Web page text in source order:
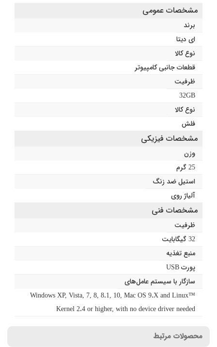
مشخصات عمومی
برند
ای دیتا
نوع کالا
قطعات جانبی کامپیوتر
ظرفیت
32GB
نوع کالا
فلش
مشخصات فیزیکی
وزن
25 گرم
استیل ضد زنگ
آلیاژ روی
مشخصات فنی
ظرفیت
32 گیگابایت
منبع تغذیه
پورت USB
سازگار با سیستم عامل‌های
Windows XP, Vista, 7, 8, 8.1, 10, Mac OS 9.X and Linux™
Kernel 2.4 or higher, with no device driver needed
محصولات مرتبط